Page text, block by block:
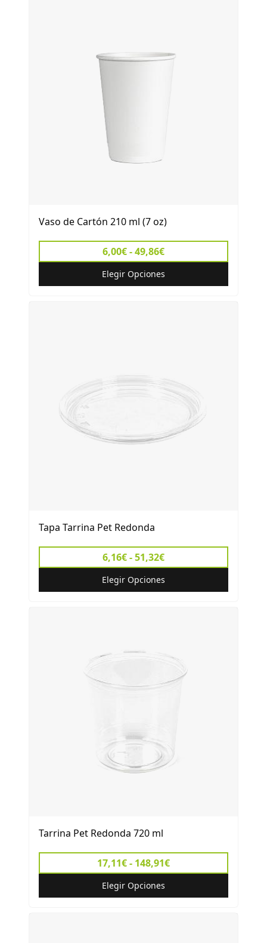
Vaso de Cartón 210 ml (7 oz)
6,00€ - 49,86€
Elegir Opciones
Tapa Tarrina Pet Redonda
6,16€ - 51,32€
Elegir Opciones
Tarrina Pet Redonda 720 ml
17,11€ - 148,91€
Elegir Opciones